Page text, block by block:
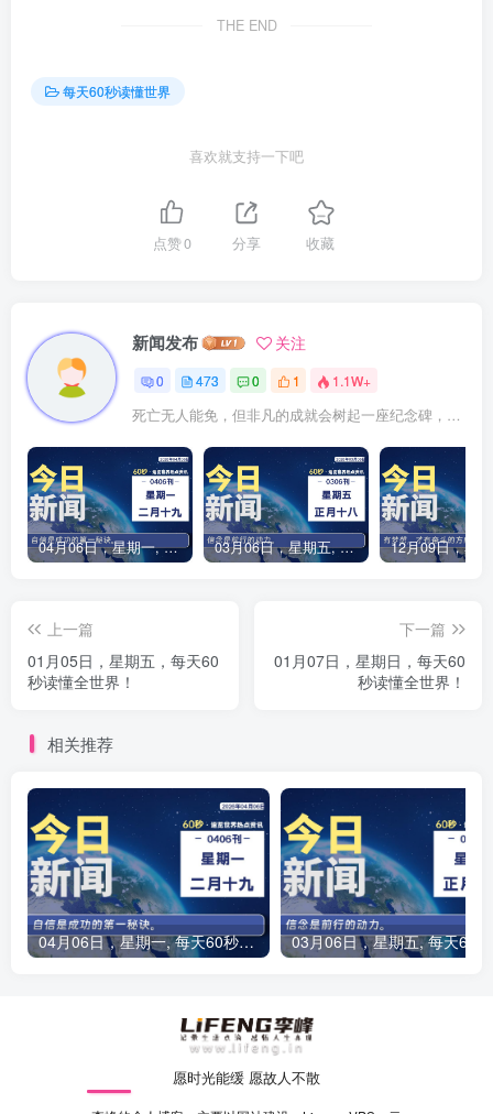
THE END
每天60秒读懂世界
喜欢就支持一下吧
点赞0 分享 收藏
新闻发布 关注
0 473 0 1 1.1W+
死亡无人能免，但非凡的成就会树起一座纪念碑，它将一直立到太阳冷却之时
04月06日，星期一, 每天60秒读懂全世界！ 03月06日，星期五, 每天60秒读懂全世界！
上一篇
01月05日，星期五，每天60
秒读懂全世界！
下一篇
01月07日，星期日，每天60
秒读懂全世界！
相关推荐
04月06日，星期一, 每天60秒读懂全世界！
愿时光能缓 愿故人不散